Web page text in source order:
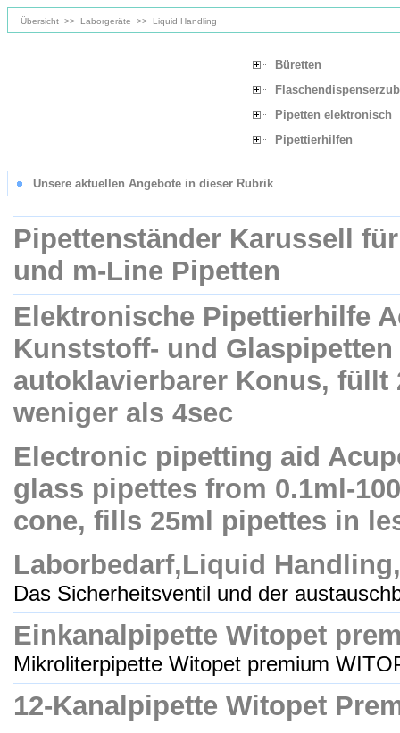
Übersicht >> Laborgeräte >> Liquid Handling
Büretten
Pipetten elektronisch
Pipettierhilfen
Unsere aktuellen Angebote in dieser Rubrik
Pipettenständer Karussell
und m-Line Pipetten
Elektronische Pipettierhilfe
Kunststoff- und
autoklavierbarer Konus, füllt
weniger als 4sec
Electronic pipetting aid
glass pipettes from 0.1ml-
cone, fills 25ml pipettes in
Laborbedarf,Liquid
Das Sicherheitsventil und der
Einkanalpipette Witopet
Mikroliterpipette Witopet premium
12-Kanalpipette Witopet